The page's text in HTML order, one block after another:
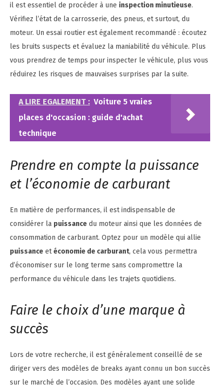
il est essentiel de procéder à une inspection minutieuse.
Vérifiez l’état de la carrosserie, des pneus, et surtout, du
moteur. Un essai routier est également recommandé : écoutez
les bruits suspects et évaluez la maniabilité du véhicule. Plus
vous prendrez de temps pour inspecter le véhicule, plus vous
réduirez les risques de mauvaises surprises par la suite.
A LIRE EGALEMENT : Voiture 5 vraies
places d'occasion : guide d'achat
technique
Prendre en compte la puissance
et l’économie de carburant
En matière de performances, il est indispensable de
considérer la puissance du moteur ainsi que les données de
consommation de carburant. Optez pour un modèle qui allie
puissance etéconomie de carburant, cela vous permettra
d’économiser sur le long terme sans compromettre la
performance du véhicule dans les trajets quotidiens.
Faire le choix d’une marque à
succès
Lors de votre recherche, il est généralement conseillé de se
diriger vers des modèles de breaks ayant connu un bon succès
sur le marché de l’occasion. Des modèles ayant une solide